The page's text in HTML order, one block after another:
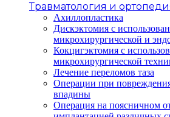
Травматология и
Ахиллопластика
Дискэктомия с
микрохирургической и
Кокцигэктомия с
микрохирургической
Лечение переломов таза
Операции при
впадины
Операция на поясничном